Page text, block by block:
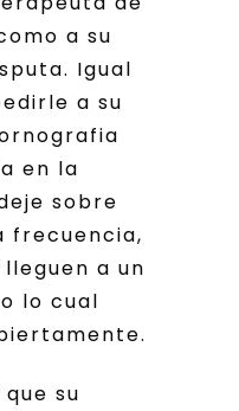
a su
Igual
a su
en la
sobre
frecuencia,
a un
lo cual
su